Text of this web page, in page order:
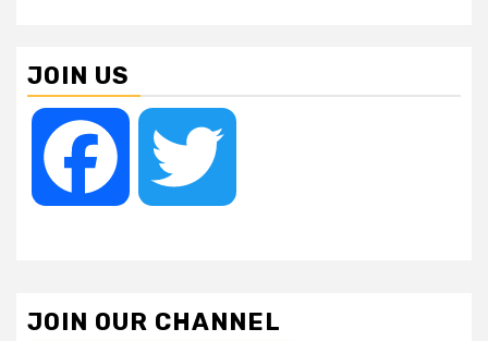
JOIN US
Facebook
JOIN OUR CHANNEL